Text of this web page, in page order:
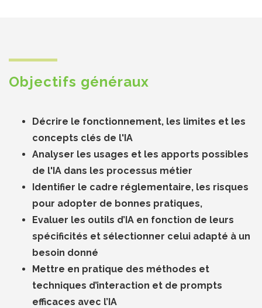
Objectifs généraux
Décrire le fonctionnement, les limites et les
concepts clés de l'IA
Analyser les usages et les apports possibles
de l'IA dans les processus métier
Identifier le cadre réglementaire, les risques
pour adopter de bonnes pratiques,
Evaluer les outils d’IA en fonction de leurs
spécificités et sélectionner celui adapté à un
besoin donné
Mettre en pratique des méthodes et
techniques d’interaction et de prompts
efficaces avec l’IA